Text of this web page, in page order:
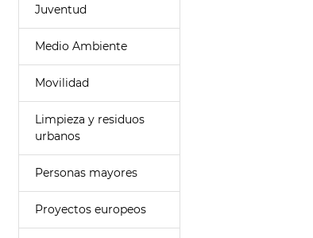
Juventud
Medio Ambiente
Movilidad
Limpieza y residuos
urbanos
Personas mayores
Proyectos europeos